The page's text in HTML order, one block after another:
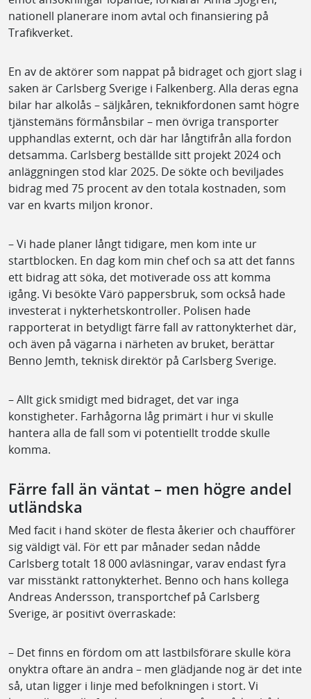
nationell planerare inom avtal och finansiering på
Trafikverket.
En av de aktörer som nappat på bidraget och gjort slag i
saken är Carlsberg Sverige i Falkenberg. Alla deras egna
bilar har alkolås – säljkåren, teknikfordonen samt högre
tjänstemäns förmånsbilar – men övriga transporter
upphandlas externt, och där har långtifrån alla fordon
detsamma. Carlsberg beställde sitt projekt 2024 och
anläggningen stod klar 2025. De sökte och beviljades
bidrag med 75 procent av den totala kostnaden, som
var en kvarts miljon kronor.
– Vi hade planer långt tidigare, men kom inte ur
startblocken. En dag kom min chef och sa att det fanns
ett bidrag att söka, det motiverade oss att komma
igång. Vi besökte Värö pappersbruk, som också hade
investerat i nykterhetskontroller. Polisen hade
rapporterat in betydligt färre fall av rattonykterhet där,
och även på vägarna i närheten av bruket, berättar
Benno Jemth, teknisk direktör på Carlsberg Sverige.
– Allt gick smidigt med bidraget, det var inga
konstigheter. Farhågorna låg primärt i hur vi skulle
hantera alla de fall som vi potentiellt trodde skulle
komma.
Färre fall än väntat – men högre andel
utländska
Med facit i hand sköter de flesta åkerier och chaufförer
sig väldigt väl. För ett par månader sedan nådde
Carlsberg totalt 18 000 avläsningar, varav endast fyra
var misstänkt rattonykterhet. Benno och hans kollega
Andreas Andersson, transportchef på Carlsberg
Sverige, är positivt överraskade:
– Det finns en fördom om att lastbilsförare skulle köra
onyktra oftare än andra – men glädjande nog är det inte
så, utan ligger i linje med befolkningen i stort. Vi